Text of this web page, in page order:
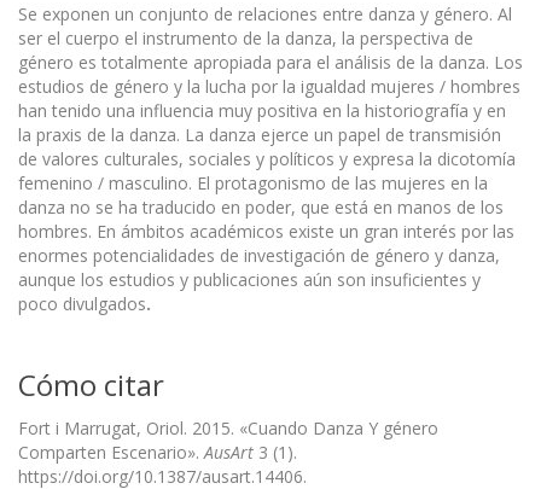
Se exponen un conjunto de relaciones entre danza y género. Al
ser el cuerpo el instrumento de la danza, la perspectiva de
género es totalmente apropiada para el análisis de la danza. Los
estudios de género y la lucha por la igualdad mujeres / hombres
han tenido una influencia muy positiva en la historiografía y en
la praxis de la danza. La danza ejerce un papel de transmisión
de valores culturales, sociales y políticos y expresa la dicotomía
femenino / masculino. El protagonismo de las mujeres en la
danza no se ha traducido en poder, que está en manos de los
hombres. En ámbitos académicos existe un gran interés por las
enormes potencialidades de investigación de género y danza,
aunque los estudios y publicaciones aún son insuficientes y
poco divulgados.
Cómo citar
Fort i Marrugat, Oriol. 2015. «Cuando Danza Y género
Comparten Escenario». AusArt 3 (1).
https://doi.org/10.1387/ausart.14406.